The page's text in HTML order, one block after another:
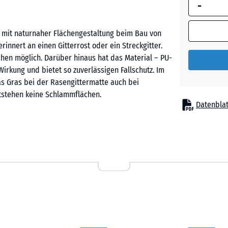
naturnaher Flächengestaltung beim Bau von
an einen Gitterrost oder ein Streckgitter.
möglich. Darüber hinaus hat das Material – PU-
und bietet so zuverlässigen Fallschutz. Im
Gras bei der Rasengittermatte auch bei
keine Schlammflächen.
die zusätzlich stabilisiert werden sollen.
elastisch und langlebig. Die offene Struktur
umrandete
anders
100
-